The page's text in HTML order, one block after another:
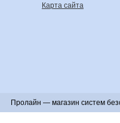
Карта сайта
Пролайн — магазин систем